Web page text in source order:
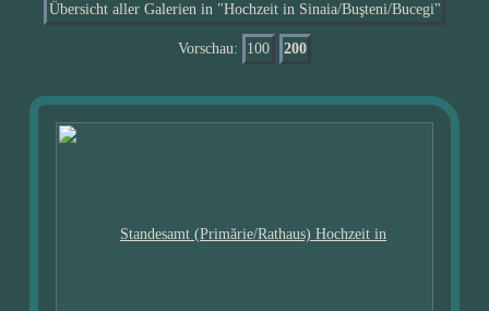
Übersicht aller Galerien in "Hochzeit in Sinaia/Buşteni/Bucegi"
Vorschau: 100 200